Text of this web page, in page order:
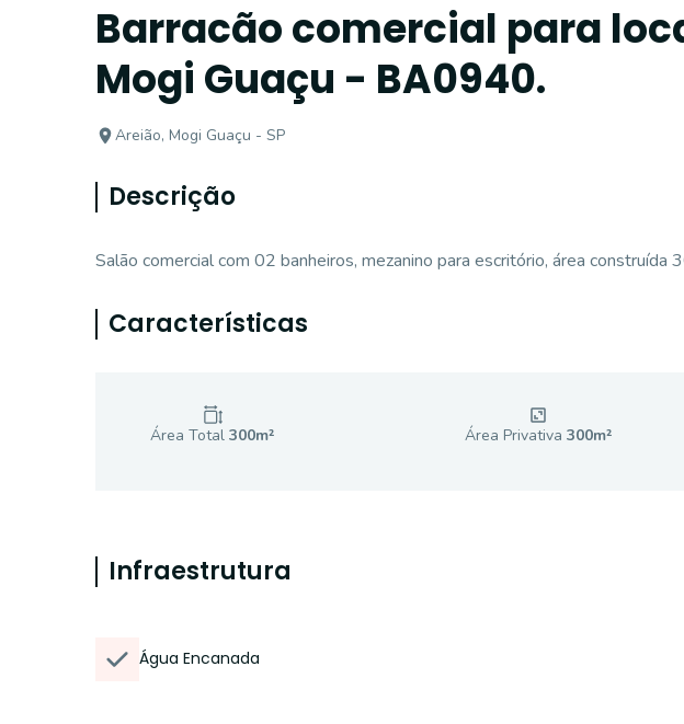
Barracão comercial para
Mogi Guaçu - BA0940.
Areião, Mogi Guaçu - SP
Descrição
Salão comercial com 02 banheiros, mezanino para escritório, área construída
Características
Área Total 300m² Área Privativa 300m²
Infraestrutura
Água Encanada